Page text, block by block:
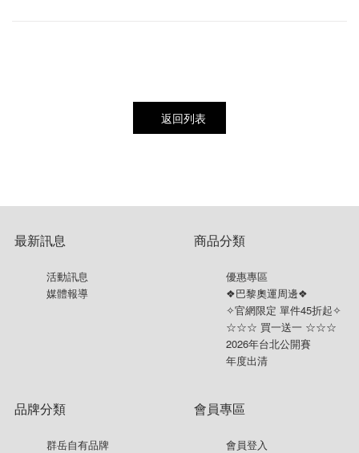
返回列表
最新訊息
活動訊息
媒體報導
商品分類
優惠專區
❖巴黎奧運周邊❖
✧官網限定 單件45折起✧
☆☆☆ 買一送一 ☆☆☆
2026年台北公開賽
年度出清
品牌分類
群岳自有品牌
會員專區
會員登入